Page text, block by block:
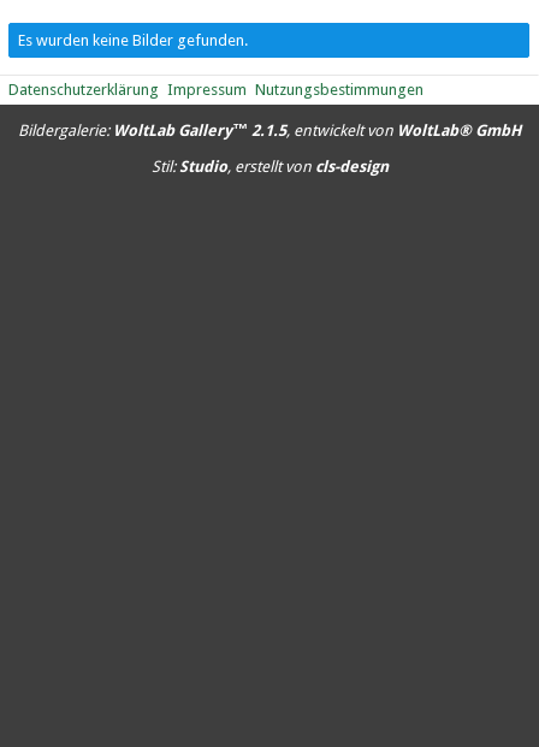
Es wurden keine Bilder gefunden.
Datenschutzerklärung Impressum Nutzungsbestimmungen
Bildergalerie: WoltLab Gallery™ 2.1.5, entwickelt von WoltLab® GmbH
Stil:Studio, erstellt von cls-design